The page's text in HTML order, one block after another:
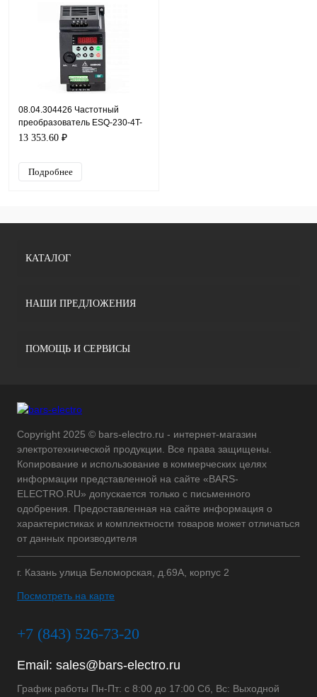
08.04.304426 Частотный
преобразователь ESQ-230-4T-
4K, 380В, 4кВт, 9А
13 353.60 ₽
Подробнее
КАТАЛОГ
НАШИ ПРЕДЛОЖЕНИЯ
ПОМОЩЬ И СЕРВИСЫ
Copyright 2025 © bars-electro.ru - интернет-магазин
электротехнической продукции. Все права защищены.
Копирование и использование в коммерческих целях
информации представленной на сайте «BARS-
ELECTRO.RU» допускается только с письменного
одобрения. Предоставленная на сайте информация о
характеристиках и комплектности товаров может отличаться
от данных производителя
г. Казань улица Беломорская, д.69А, корпус 2
Посмотреть на карте
+7 (843) 526-73-20
Email: sales@bars-electro.ru
График работы Пн-Пт: с 8:00 до 17:00 Сб, Вс: Выходной